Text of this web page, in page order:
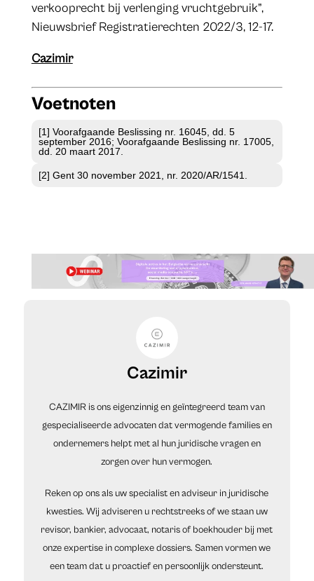
verkooprecht bij verlenging vruchtgebruik”,
Nieuwsbrief Registratierechten 2022/3, 12-17.
Cazimir
Voetnoten
[1] Voorafgaande Beslissing nr. 16045, dd. 5
september 2016; Voorafgaande Beslissing nr. 17005,
dd. 20 maart 2017.
[2] Gent 30 november 2021, nr. 2020/AR/1541.
Cazimir
CAZIMIR is ons eigenzinnig en geïntegreerd team van
gespecialiseerde advocaten dat vermogende families en
ondernemers helpt met al hun juridische vragen en
zorgen over hun vermogen.
Reken op ons als uw specialist en adviseur in juridische
kwesties. Wij adviseren u rechtstreeks of we staan uw
revisor, bankier, advocaat, notaris of boekhouder bij met
onze expertise in complexe dossiers. Samen vormen we
een team dat u proactief en persoonlijk ondersteunt.